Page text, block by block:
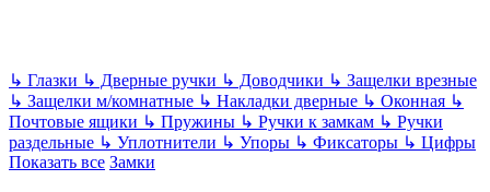
↳ Глазки ↳ Дверные ручки ↳ Доводчики ↳ Защелки врезные
↳ Защелки м/комнатные ↳ Накладки дверные ↳ Оконная ↳
Почтовые ящики ↳ Пружины ↳ Ручки к замкам ↳ Ручки
раздельные ↳ Уплотнители ↳ Упоры ↳ Фиксаторы ↳ Цифры
Показать все Замки